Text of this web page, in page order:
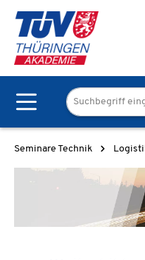
Zum Hauptinhalt springen
Seminare Technik